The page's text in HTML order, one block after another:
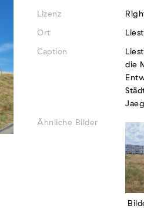
Lizenz
Ort
Caption
die
Ähnliche Bilder